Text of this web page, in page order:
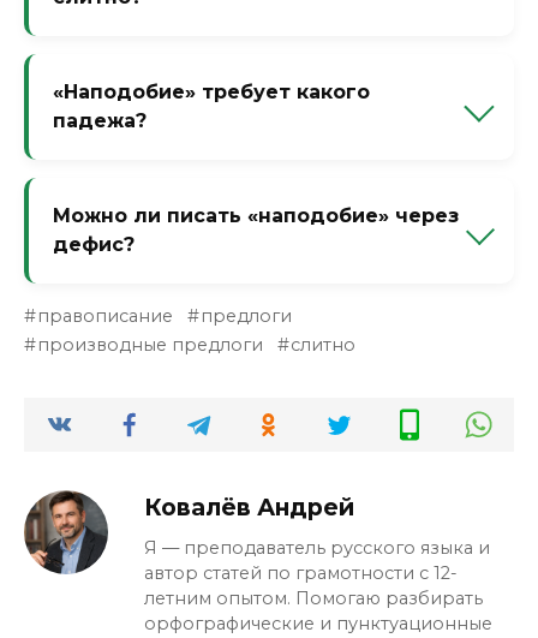
приставкой. Такие предлоги пишутся
слитно.
«Наподобие» требует какого
падежа?
Можно ли писать «наподобие» через
дефис?
раздельно (в редких случаях).
правописание
предлоги
производные предлоги
слитно
Ковалёв Андрей
Я — преподаватель русского языка и
автор статей по грамотности с 12-
летним опытом. Помогаю разбирать
орфографические и пунктуационные